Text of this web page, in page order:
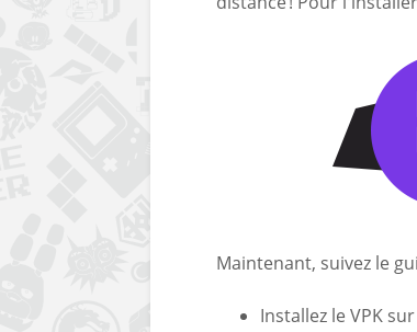
Maintenant, suivez le
Installez le VPK